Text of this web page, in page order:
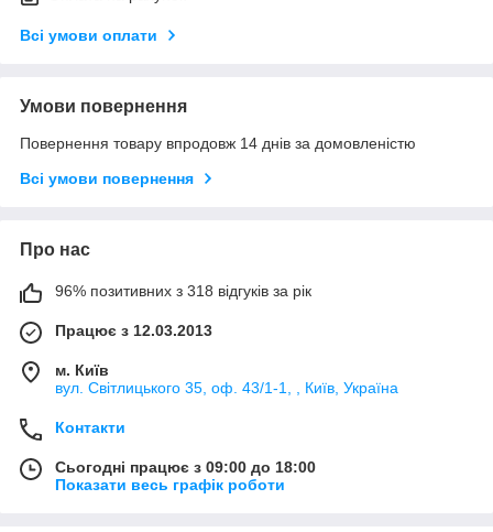
Всі умови оплати
Умови повернення
Повернення товару впродовж 14 днів за домовленістю
Всі умови повернення
Про нас
96% позитивних з 318 відгуків за рік
Працює з 12.03.2013
м. Київ
вул. Світлицького 35, оф. 43/1-1, , Київ, Україна
Контакти
Сьогодні працює з 09:00 до 18:00
Показати весь графік роботи